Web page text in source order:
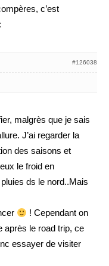
c’est
#126038
malgrès que je sais
J’ai regarder la
des saisons et
le froid en
ds le nord..Mais
! Cependant on
après le road trip, ce
essayer de visiter